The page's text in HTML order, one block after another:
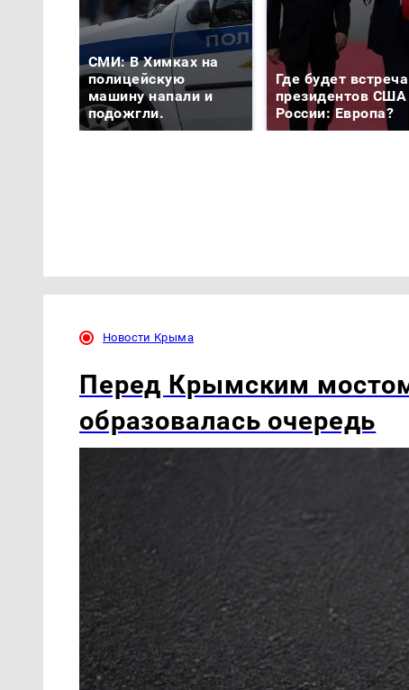
СМИ: В Химках на
полицейскую
машину напали и
подожгли.
Где будет встреча
президентов США
России: Европа?
Новости Крыма
Перед Крымским
образовалась очередь